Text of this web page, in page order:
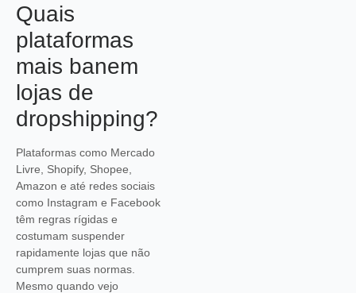
Quais
plataformas
mais banem
lojas de
dropshipping?
Plataformas como Mercado
Livre, Shopify, Shopee,
Amazon e até redes sociais
como Instagram e Facebook
têm regras rígidas e
costumam suspender
rapidamente lojas que não
cumprem suas normas.
Mesmo quando vejo